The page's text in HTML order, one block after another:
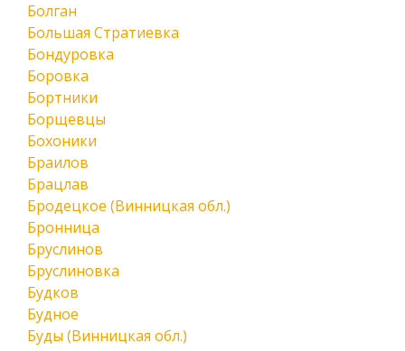
Болган
Большая Стратиевка
Бондуровка
Боровка
Бортники
Борщевцы
Бохоники
Браилов
Брацлав
Бродецкое (Винницкая обл.)
Бронница
Бруслинов
Бруслиновка
Будков
Будное
Буды (Винницкая обл.)